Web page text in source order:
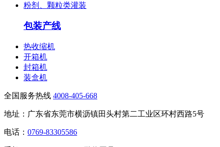
粉剂、颗粒类灌装
包装产线
热收缩机
开箱机
封箱机
装盒机
全国服务热线 4008-405-668
地址：广东省东莞市横沥镇田头村第二工业区环村西路5号
电话： 0769-83305586